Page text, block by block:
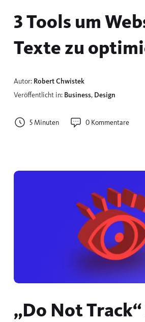
3 Tools um
Texte zu
Autor: Robert Chwistek
Veröffentlicht in: Business, Design
5 Minuten 0 Kommentare
„Do Not